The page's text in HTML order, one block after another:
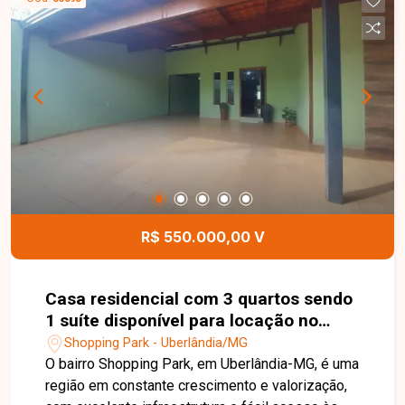
ambientes amplos e bem distribuídos,
proporcionando conforto e funcionalidade para
toda a família. Uma excelente oportunidade para
quem busca um imóvel confortável, bem
localizado e com o diferencial de uma suíte com
hidromassagem em uma das regiões que mais
crescem em Uberlândia. Entre em contato e
R$ 550.000,00 V
Casa residencial com 3 quartos sendo
1 suíte disponível para locação no
bairro Shopping Park em Uberlândia-
MG
Shopping Park - Uberlândia/MG
O bairro Shopping Park, em Uberlândia-MG, é uma
região em constante crescimento e valorização,